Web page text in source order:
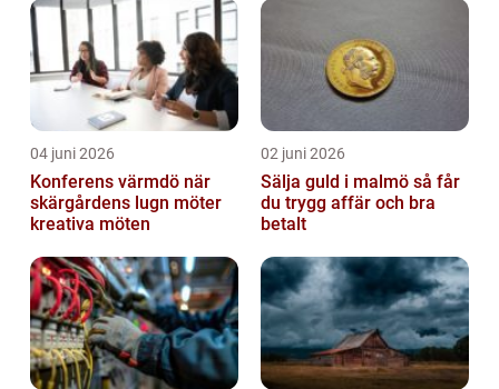
04 juni 2026
Konferens värmdö när
skärgårdens lugn möter
kreativa möten
02 juni 2026
Sälja guld i malmö så får
du trygg affär och bra
betalt